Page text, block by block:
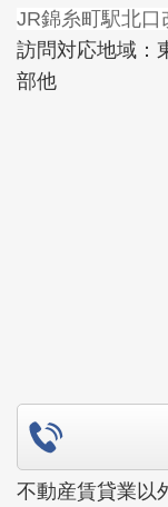
JR錦糸町駅北口
訪問対応地域：
部他
不動産賃貸業以